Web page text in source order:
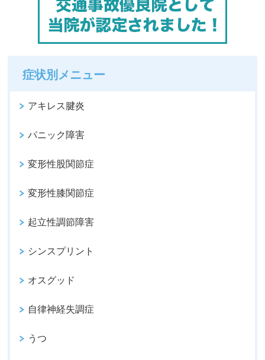
症状別メニュー
アキレス腱炎
パニック障害
変形性股関節症
変形性膝関節症
起立性調節障害
シンスプリント
オスグッド
自律神経失調症
うつ